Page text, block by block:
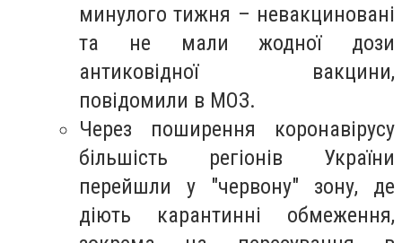
минулого тижня – невакциновані
та не мали жодної дози
антиковідної вакцини,
повідомили в МОЗ.
Через поширення коронавірусу
більшість регіонів України
перейшли у "червону" зону, де
діють карантинні обмеження,